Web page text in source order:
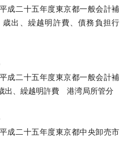
成二十五年度東京都一般会計補
出、繰越明許費、債務負担行
成二十五年度東京都一般会計補
出、繰越明許費 港湾局所管分
成二十五年度東京都中央卸売市